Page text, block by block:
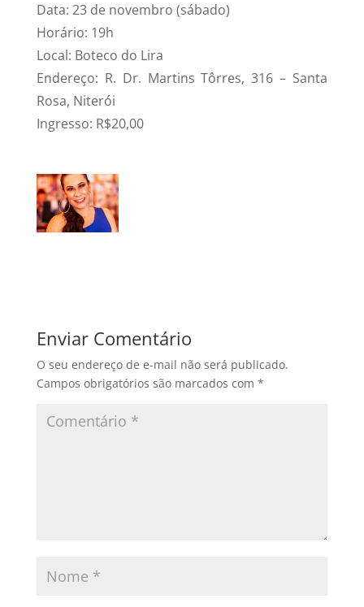
Data: 23 de novembro (sábado)
Horário: 19h
Local: Boteco do Lira
Endereço: R. Dr. Martins Tôrres, 316 – Santa
Rosa, Niterói
Ingresso: R$20,00
Enviar Comentário
O seu endereço de e-mail não será publicado.
Campos obrigatórios são marcados com *